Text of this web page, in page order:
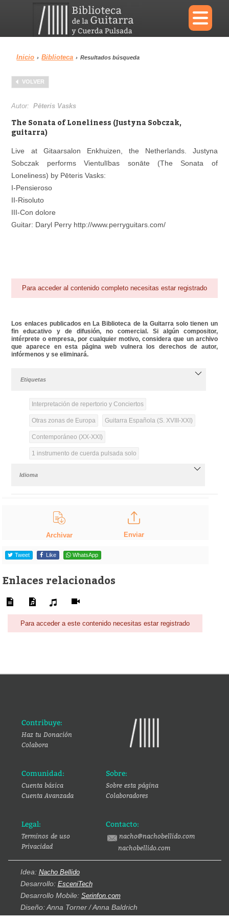
×
Menu
Biblioteca
Inicio › Biblioteca › Resultados búsqueda
VOLVER
Autor:Pēteris Vasks
The Sonata of Loneliness (Justyna Sobczak,
guitarra)
Live at Gitaarsalon Enkhuizen, the Netherlands. Justyna
Sobczak performs Vientulības sonāte (The Sonata of
Loneliness) by Pēteris Vasks:
I-Pensieroso
II-Risoluto
III-Con dolore
Guitar: Daryl Perry http://www.perryguitars.com/
Para acceder al contenido completo necesitas estar registrado
Los enlaces publicados en La Biblioteca de la Guitarra solo tienen un
fin educativo y de difusión, no comercial. Si algún compositor,
intérprete o empresa, por cualquier motivo, considera que un archivo
que aparece en esta página web vulnera los derechos de autor,
infórmenos y se eliminará.
Etiquetas
Interpretación de repertorio y Conciertos
Otras zonas de Europa Guitarra Española (S. XVIII-XXI)
Contemporáneo (XX-XXI)
1 instrumento de cuerda pulsada solo
Idioma
Archivar Enviar
Tweet Like WhatsApp
Enlaces relacionados
Para acceder a este contenido necesitas estar registrado
Contribuye:
Haz tu Donación
Colabora
Comunidad:
Cuenta básica
Cuenta Avanzada
Sobre:
Sobre esta página
Colaboradores
Legal:
Terminos de uso
Privacidad
Contacto:
nacho@nachobellido.com
nachobellido.com
Idea: Nacho Bellido
Desarrollo: EsceniTech
Desarrollo Mobile: Serinfon.com
Diseño: Anna Torner / Anna Baldrich